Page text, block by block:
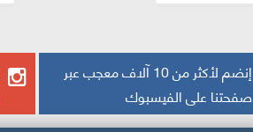
إنضم لأكثر من 10 آلاف معجب عبر
صفحتنا على الفيسبوك